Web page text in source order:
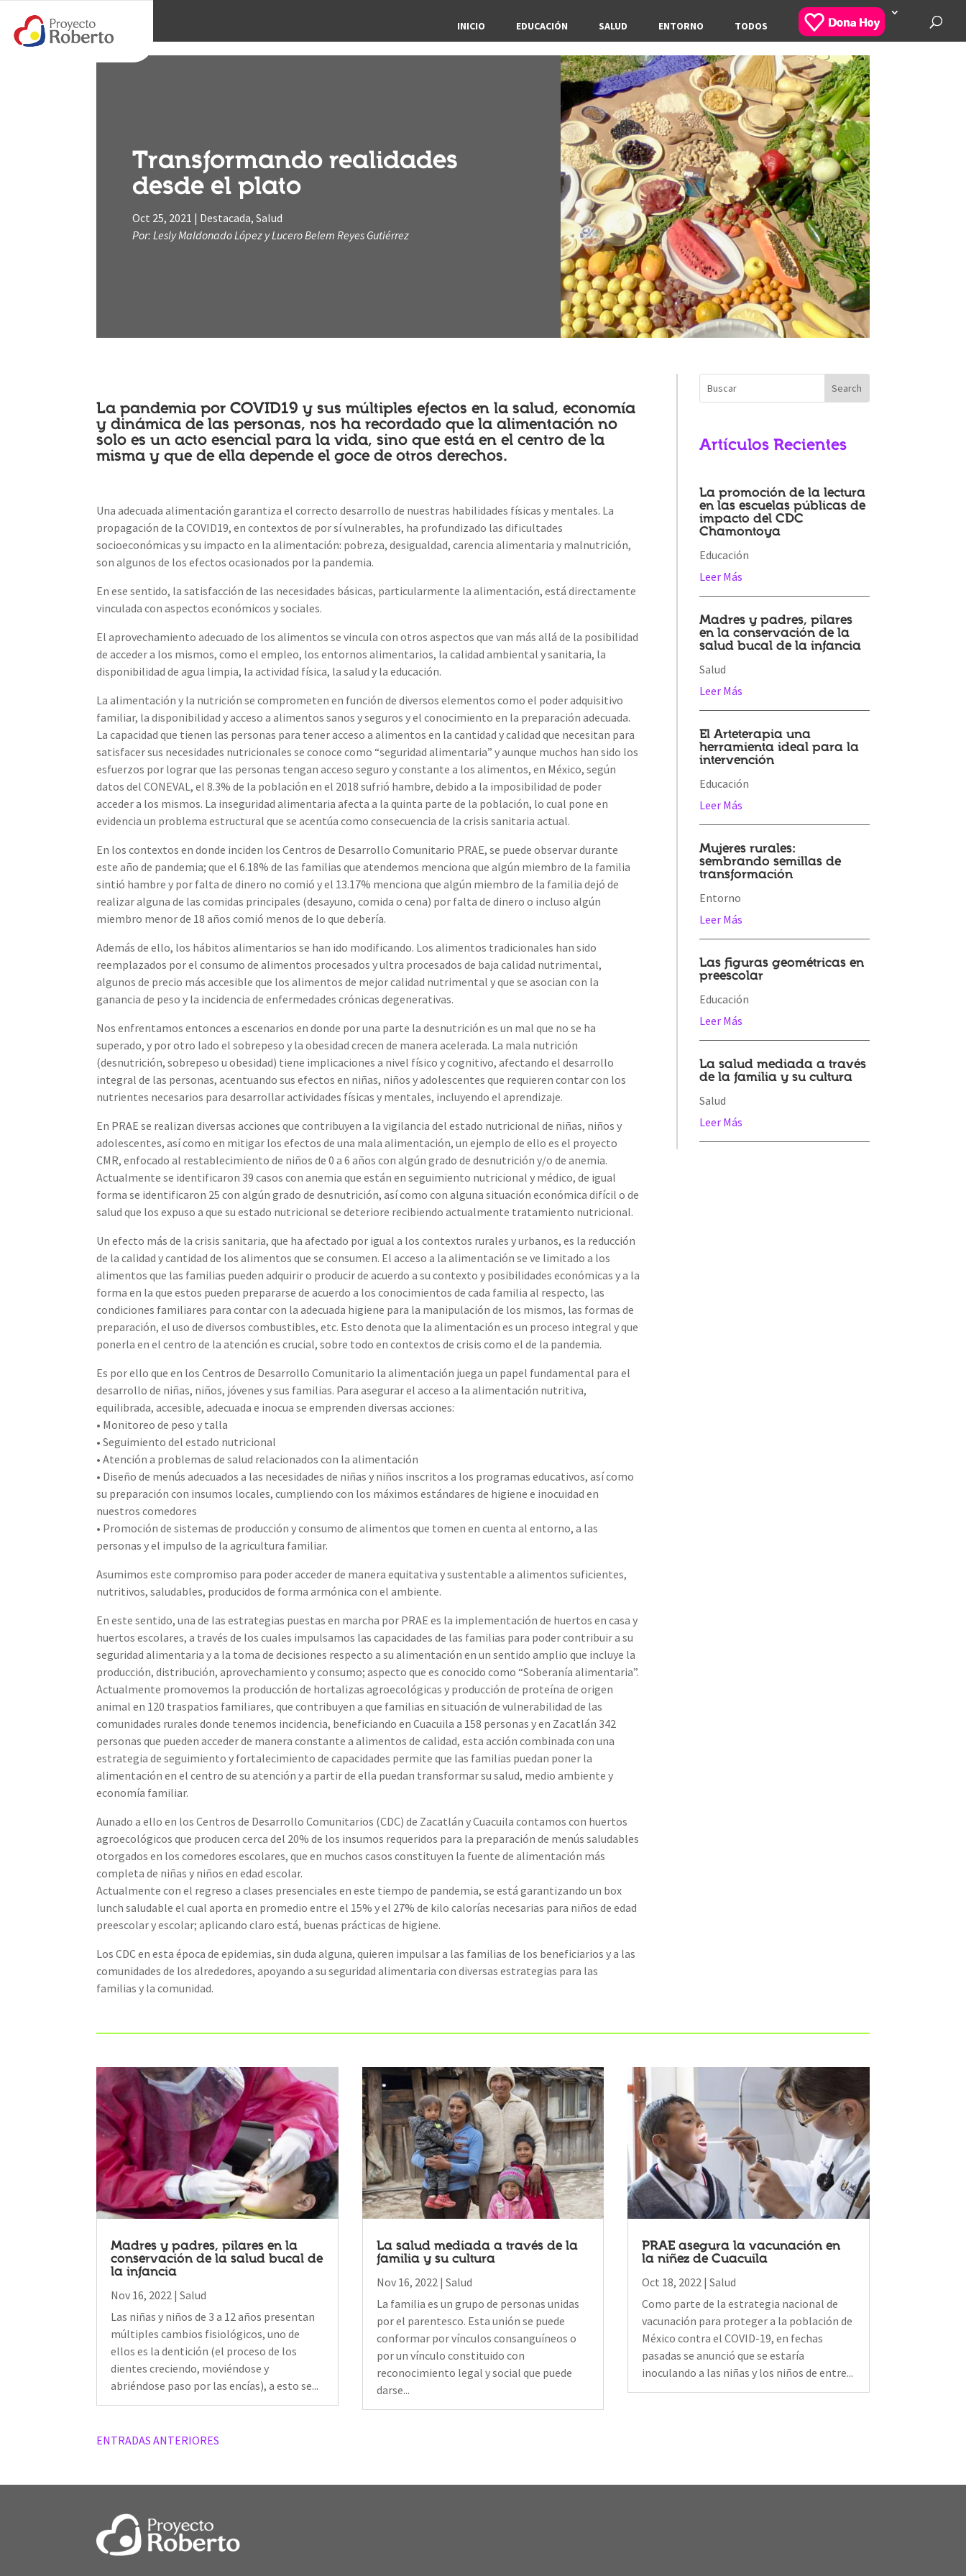
INICIO EDUCACIÓN SALUD ENTORNO TODOS
Transformando realidades
desde el plato
Oct 25, 2021 | Destacada,Salud
Por: Lesly Maldonado López y Lucero Belem Reyes Gutiérrez
La pandemia por COVID19 y sus múltiples efectos en la salud, economía
y dinámica de las personas, nos ha recordado que la alimentación no
solo es un acto esencial para la vida, sino que está en el centro de la
misma y que de ella depende el goce de otros derechos.
Una adecuada alimentación garantiza el correcto desarrollo de nuestras habilidades físicas y mentales. La
propagación de la COVID19, en contextos de por sí vulnerables, ha profundizado las dificultades
socioeconómicas y su impacto en la alimentación: pobreza, desigualdad, carencia alimentaria y malnutrición,
son algunos de los efectos ocasionados por la pandemia.
En ese sentido, la satisfacción de las necesidades básicas, particularmente la alimentación, está directamente
vinculada con aspectos económicos y sociales.
El aprovechamiento adecuado de los alimentos se vincula con otros aspectos que van más allá de la posibilidad
de acceder a los mismos, como el empleo, los entornos alimentarios, la calidad ambiental y sanitaria, la
disponibilidad de agua limpia, la actividad física, la salud y la educación.
La alimentación y la nutrición se comprometen en función de diversos elementos como el poder adquisitivo
familiar, la disponibilidad y acceso a alimentos sanos y seguros y el conocimiento en la preparación adecuada.
La capacidad que tienen las personas para tener acceso a alimentos en la cantidad y calidad que necesitan para
satisfacer sus necesidades nutricionales se conoce como “seguridad alimentaria” y aunque muchos han sido los
esfuerzos por lograr que las personas tengan acceso seguro y constante a los alimentos, en México, según
datos del CONEVAL, el 8.3% de la población en el 2018 sufrió hambre, debido a la imposibilidad de poder
acceder a los mismos. La inseguridad alimentaria afecta a la quinta parte de la población, lo cual pone en
evidencia un problema estructural que se acentúa como consecuencia de la crisis sanitaria actual.
En los contextos en donde inciden los Centros de Desarrollo Comunitario PRAE, se puede observar durante
este año de pandemia; que el 6.18% de las familias que atendemos menciona que algún miembro de la familia
sintió hambre y por falta de dinero no comió y el 13.17% menciona que algún miembro de la familia dejó de
realizar alguna de las comidas principales (desayuno, comida o cena) por falta de dinero o incluso algún
miembro menor de 18 años comió menos de lo que debería.
Además de ello, los hábitos alimentarios se han ido modificando. Los alimentos tradicionales han sido
reemplazados por el consumo de alimentos procesados y ultra procesados de baja calidad nutrimental,
algunos de precio más accesible que los alimentos de mejor calidad nutrimental y que se asocian con la
ganancia de peso y la incidencia de enfermedades crónicas degenerativas.
Nos enfrentamos entonces a escenarios en donde por una parte la desnutrición es un mal que no se ha
superado, y por otro lado el sobrepeso y la obesidad crecen de manera acelerada. La mala nutrición
(desnutrición, sobrepeso u obesidad) tiene implicaciones a nivel físico y cognitivo, afectando el desarrollo
integral de las personas, acentuando sus efectos en niñas, niños y adolescentes que requieren contar con los
nutrientes necesarios para desarrollar actividades físicas y mentales, incluyendo el aprendizaje.
En PRAE se realizan diversas acciones que contribuyen a la vigilancia del estado nutricional de niñas, niños y
adolescentes, así como en mitigar los efectos de una mala alimentación, un ejemplo de ello es el proyecto
CMR, enfocado al restablecimiento de niños de 0 a 6 años con algún grado de desnutrición y/o de anemia.
Actualmente se identificaron 39 casos con anemia que están en seguimiento nutricional y médico, de igual
forma se identificaron 25 con algún grado de desnutrición, así como con alguna situación económica difícil o de
salud que los expuso a que su estado nutricional se deteriore recibiendo actualmente tratamiento nutricional.
Un efecto más de la crisis sanitaria, que ha afectado por igual a los contextos rurales y urbanos, es la reducción
de la calidad y cantidad de los alimentos que se consumen. El acceso a la alimentación se ve limitado a los
alimentos que las familias pueden adquirir o producir de acuerdo a su contexto y posibilidades económicas y a la
forma en la que estos pueden prepararse de acuerdo a los conocimientos de cada familia al respecto, las
condiciones familiares para contar con la adecuada higiene para la manipulación de los mismos, las formas de
preparación, el uso de diversos combustibles, etc. Esto denota que la alimentación es un proceso integral y que
ponerla en el centro de la atención es crucial, sobre todo en contextos de crisis como el de la pandemia.
Es por ello que en los Centros de Desarrollo Comunitario la alimentación juega un papel fundamental para el
desarrollo de niñas, niños, jóvenes y sus familias. Para asegurar el acceso a la alimentación nutritiva,
equilibrada, accesible, adecuada e inocua se emprenden diversas acciones:
• Monitoreo de peso y talla
• Seguimiento del estado nutricional
• Atención a problemas de salud relacionados con la alimentación
• Diseño de menús adecuados a las necesidades de niñas y niños inscritos a los programas educativos, así como
su preparación con insumos locales, cumpliendo con los máximos estándares de higiene e inocuidad en
nuestros comedores
• Promoción de sistemas de producción y consumo de alimentos que tomen en cuenta al entorno, a las
personas y el impulso de la agricultura familiar.
Asumimos este compromiso para poder acceder de manera equitativa y sustentable a alimentos suficientes,
nutritivos, saludables, producidos de forma armónica con el ambiente.
En este sentido, una de las estrategias puestas en marcha por PRAE es la implementación de huertos en casa y
huertos escolares, a través de los cuales impulsamos las capacidades de las familias para poder contribuir a su
seguridad alimentaria y a la toma de decisiones respecto a su alimentación en un sentido amplio que incluye la
producción, distribución, aprovechamiento y consumo; aspecto que es conocido como “Soberanía alimentaria”.
Actualmente promovemos la producción de hortalizas agroecológicas y producción de proteína de origen
animal en 120 traspatios familiares, que contribuyen a que familias en situación de vulnerabilidad de las
comunidades rurales donde tenemos incidencia, beneficiando en Cuacuila a 158 personas y en Zacatlán 342
personas que pueden acceder de manera constante a alimentos de calidad, esta acción combinada con una
estrategia de seguimiento y fortalecimiento de capacidades permite que las familias puedan poner la
alimentación en el centro de su atención y a partir de ella puedan transformar su salud, medio ambiente y
economía familiar.
Aunado a ello en los Centros de Desarrollo Comunitarios (CDC) de Zacatlán y Cuacuila contamos con huertos
agroecológicos que producen cerca del 20% de los insumos requeridos para la preparación de menús saludables
otorgados en los comedores escolares, que en muchos casos constituyen la fuente de alimentación más
completa de niñas y niños en edad escolar.
Actualmente con el regreso a clases presenciales en este tiempo de pandemia, se está garantizando un box
lunch saludable el cual aporta en promedio entre el 15% y el 27% de kilo calorías necesarias para niños de edad
preescolar y escolar; aplicando claro está, buenas prácticas de higiene.
Los CDC en esta época de epidemias, sin duda alguna, quieren impulsar a las familias de los beneficiarios y a las
comunidades de los alrededores, apoyando a su seguridad alimentaria con diversas estrategias para las
familias y la comunidad.
Artículos Recientes
La promoción de la lectura
en las escuelas públicas de
impacto del CDC
Chamontoya
Educación
Leer Más
Madres y padres, pilares
en la conservación de la
salud bucal de la infancia
Salud
Leer Más
El Arteterapia una
herramienta ideal para la
intervención
Educación
Leer Más
Mujeres rurales:
sembrando semillas de
transformación
Entorno
Leer Más
Las figuras geométricas en
preescolar
Educación
Leer Más
La salud mediada a través
de la familia y su cultura
Salud
Leer Más
Madres y padres, pilares en la
conservación de la salud bucal de
la infancia
Nov 16, 2022 |Salud
Las niñas y niños de 3 a 12 años presentan
múltiples cambios fisiológicos, uno de
ellos es la dentición (el proceso de los
dientes creciendo, moviéndose y
abriéndose paso por las encías), a esto se...
La salud mediada a través de la
familia y su cultura
Nov 16, 2022 | Salud
La familia es un grupo de personas unidas
por el parentesco. Esta unión se puede
conformar por vínculos consanguíneos o
por un vínculo constituido con
reconocimiento legal y social que puede
darse...
PRAE asegura la vacunación en
la niñez de Cuacuila
Oct 18, 2022 | Salud
Como parte de la estrategia nacional de
vacunación para proteger a la población de
México contra el COVID-19, en fechas
pasadas se anunció que se estaría
inoculando a las niñas y los niños de entre...